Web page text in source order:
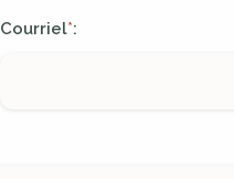
Courriel*: